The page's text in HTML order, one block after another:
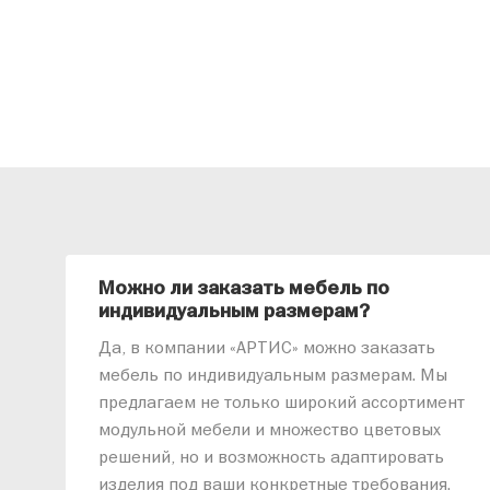
Можно ли заказать мебель по
индивидуальным размерам?
Да, в компании «АРТИС» можно заказать
мебель по индивидуальным размерам. Мы
предлагаем не только широкий ассортимент
модульной мебели и множество цветовых
решений, но и возможность адаптировать
изделия под ваши конкретные требования.